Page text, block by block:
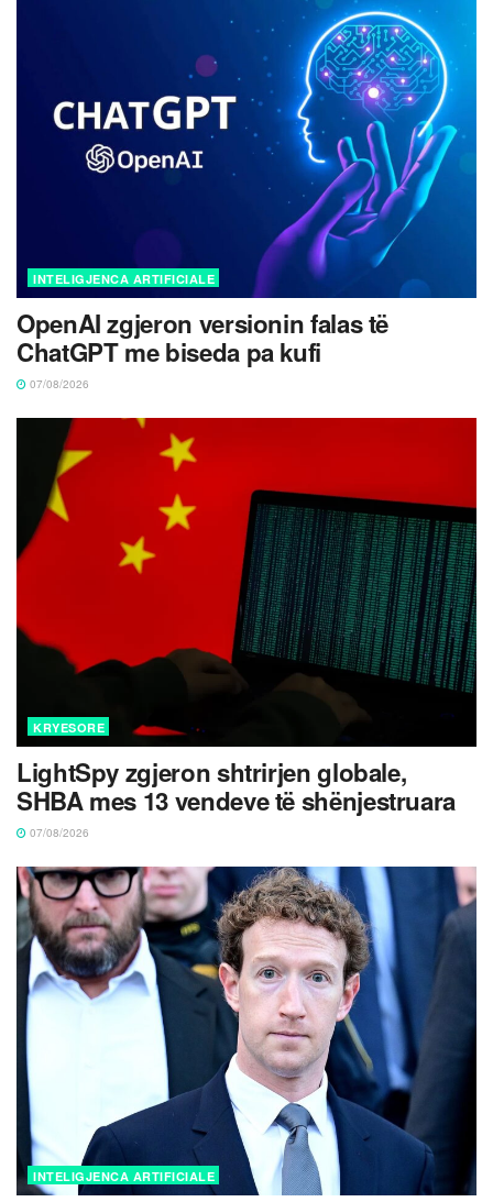
INTELIGJENCA ARTIFICIALE
OpenAI zgjeron versionin falas të
ChatGPT me biseda pa kufi
07/08/2026
KRYESORE
LightSpy zgjeron shtrirjen globale,
SHBA mes 13 vendeve të shënjestruara
07/08/2026
INTELIGJENCA ARTIFICIALE